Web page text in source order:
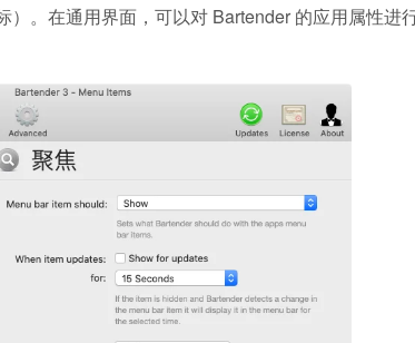
。在通用界面，可以对 Bartender 的应用属性进